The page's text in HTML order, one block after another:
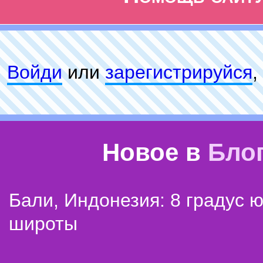
Войдиилизарeгиcтpируйся,
Новое в
Бали, Индонезия: 8 градус
широты